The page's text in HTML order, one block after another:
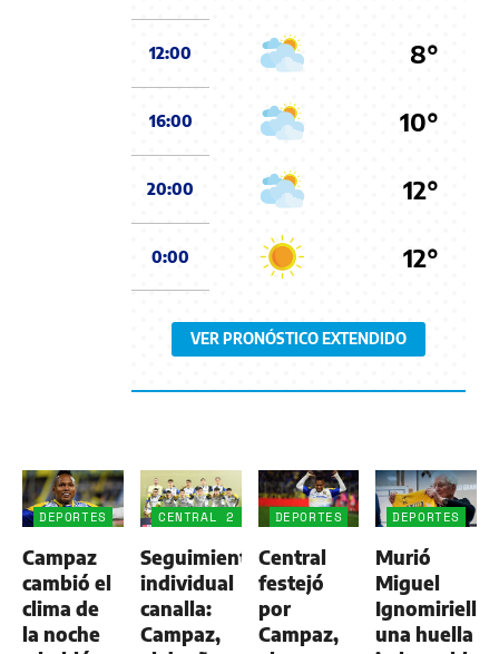
12:00 8°
16:00 10°
20:00 12°
0:00 12°
VER PRONÓSTICO EXTENDIDO
DEPORTES
Campaz
cambió el
clima de
la noche
CENTRAL 2
ALDOSIVI
1
Seguimiento
individual
canalla:
Campaz,
DEPORTES
Central
festejó
por
Campaz,
DEPORTES
Murió
Miguel
Ignomiriello:
una huella